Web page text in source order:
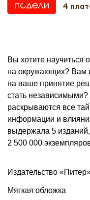
4
Вы хотите научиться
на окружающих? Вам
на ваше принятие
стать
раскрываются все
информации и
выдержала 5
2 500 000
Издательство
Мягкая обложка